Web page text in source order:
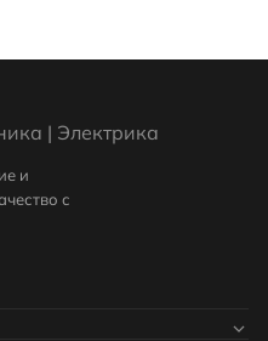
| Электрика
и
с